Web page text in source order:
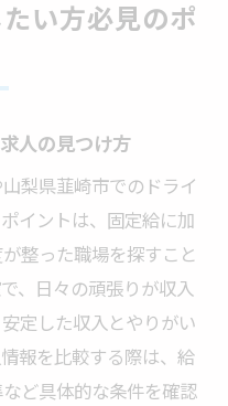
い方必見のポ
人の見つけ方
梨県韮崎市でのドライ
イントは、固定給に加
整った職場を探すこと
、日々の頑張りが収入
定した収入とやりがい
報を比較する際は、給
ど具体的な条件を確認